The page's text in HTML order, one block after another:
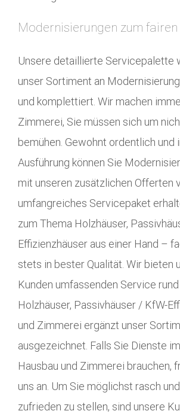
Modernisierungen zum fairen
Unsere detaillierte Servicepalette
unser Sortiment an
und komplettiert. Wir machen
Zimmerei, Sie müssen sich um
bemühen. Gewohnt ordentlich und
Ausführung können Sie
mit unseren zusätzlichen Offerten
umfangreiches Servicepaket
zum Thema Holzhäuser,
Effizienzhäuser aus einer Hand –
stets in bester Qualität. Wir bieten
Kunden umfassenden Service
Holzhäuser, Passivhäuser / KfW-
und Zimmerei ergänzt unser
ausgezeichnet. Falls Sie Dienste
Hausbau und Zimmerei brauchen,
uns an. Um Sie möglichst rasch
zufrieden zu stellen, sind unsere